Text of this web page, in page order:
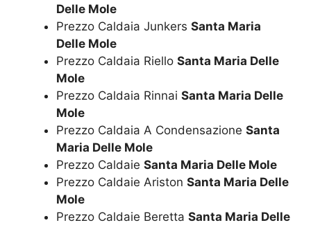
Delle Mole
Prezzo Caldaia Junkers Santa Maria
Delle Mole
Prezzo Caldaia Riello Santa Maria Delle
Mole
Prezzo Caldaia Rinnai Santa Maria Delle
Mole
Prezzo Caldaia A Condensazione Santa
Maria Delle Mole
Prezzo Caldaie Santa Maria Delle Mole
Prezzo Caldaie Ariston Santa Maria Delle
Mole
Prezzo Caldaie Beretta Santa Maria Delle